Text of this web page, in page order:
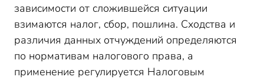
зависимости от сложившейся ситуации
взимаются налог, сбор, пошлина. Сходства и
различия данных отчуждений определяются
по нормативам налогового права, а
применение регулируется Налоговым